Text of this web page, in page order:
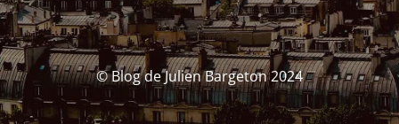
© Blog de Julien Bargeton 2024